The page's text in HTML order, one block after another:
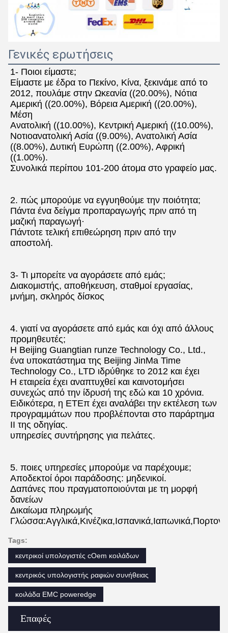
Επαφές
Γενικές ερωτήσεις
1- Ποιοι είμαστε;
Είμαστε με έδρα το Πεκίνο, Κίνα, ξεκινάμε από το
2012, πουλάμε στην Ωκεανία ((20.00%), Νότια
Αμερική ((20.00%), Βόρεια Αμερική ((20.00%),
Μέση
Ανατολική ((10.00%), Κεντρική Αμερική ((10.00%),
Νοτιοανατολική Ασία ((9.00%), Ανατολική Ασία
((8.00%), Δυτική Ευρώπη ((2.00%), Αφρική
((1.00%).
Συνολικά περίπου 101-200 άτομα στο γραφείο μας.
2. πώς μπορούμε να εγγυηθούμε την ποιότητα;
Πάντα ένα δείγμα προπαραγωγής πριν από τη
μαζική παραγωγή·
Πάντοτε τελική επιθεώρηση πριν από την
αποστολή.
3- Τι μπορείτε να αγοράσετε από εμάς;
Διακομιστής, αποθήκευση, σταθμοί εργασίας,
μνήμη, σκληρός δίσκος
4. γιατί να αγοράσετε από εμάς και όχι από άλλους
προμηθευτές;
Η Beijing Guangtian runze Technology Co., Ltd.,
ένα υποκατάστημα της Beijing JinMa Time
Technology Co., LTD ιδρύθηκε το 2012 και έχει
Η εταιρεία έχει αναπτυχθεί και καινοτομήσει
συνεχώς από την ίδρυσή της εδώ και 10 χρόνια.
Ειδικότερα, η ΕΤΕπ έχει αναλάβει την εκτέλεση των
προγραμμάτων που προβλέπονται στο παράρτημα
II της οδηγίας.
υπηρεσίες συντήρησης για πελάτες.
5. ποιες υπηρεσίες μπορούμε να παρέχουμε;
Αποδεκτοί όροι παράδοσης: μηδενικοί.
Δαπάνες που πραγματοποιούνται με τη μορφή
δανείων
Δικαίωμα πληρωμής
Tags:
κεντρικοί υπολογιστές cOem κοιλάδων
κεντρικός υπολογιστής ραφιών συνήθειας
κοιλάδα EMC poweredge